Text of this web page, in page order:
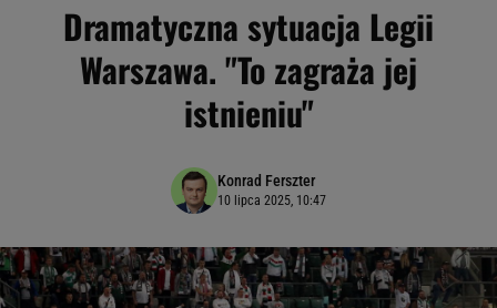
Dramatyczna sytuacja Legii
Warszawa. "To zagraża jej
istnieniu"
Konrad Ferszter
10 lipca 2025, 10:47